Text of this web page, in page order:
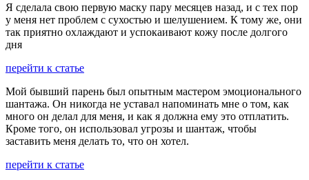
Я сделала свою первую маску пару месяцев назад, и с тех пор
у меня нет проблем с сухостью и шелушением. К тому же, они
так приятно охлаждают и успокаивают кожу после долгого
дня
перейти к статье
Мой бывший парень был опытным мастером эмоционального
шантажа. Он никогда не уставал напоминать мне о том, как
много он делал для меня, и как я должна ему это отплатить.
Кроме того, он использовал угрозы и шантаж, чтобы
заставить меня делать то, что он хотел.
перейти к статье